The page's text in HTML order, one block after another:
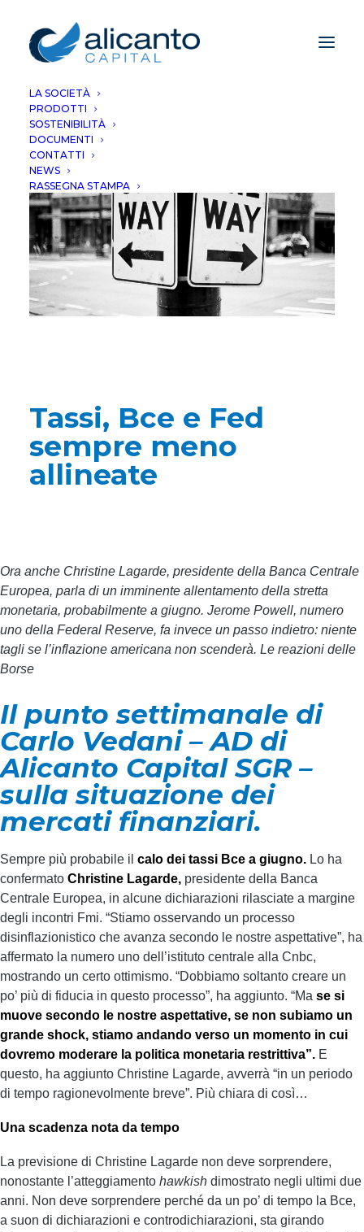
LA SOCIETÀ
PRODOTTI
SOSTENIBILITÀ
DOCUMENTI
CONTATTI
NEWS
RASSEGNA STAMPA
Tassi, Bce e Fed
sempre meno
allineate
Ora anche Christine Lagarde, presidente della Banca Centrale
Europea, parla di un imminente allentamento della stretta
monetaria, probabilmente a giugno. Jerome Powell, numero
uno della Federal Reserve, fa invece un passo indietro: niente
tagli se l’inflazione americana non scenderà. Le reazioni delle
Borse
Il punto settimanale di
Carlo Vedani – AD di
Alicanto Capital SGR –
sulla situazione dei
mercati finanziari.
Sempre più probabile il calo dei tassi Bce a giugno. Lo ha
confermato Christine Lagarde, presidente della Banca
Centrale Europea, in alcune dichiarazioni rilasciate a margine
degli incontri Fmi. “Stiamo osservando un processo
disinflazionistico che avanza secondo le nostre aspettative”, ha
affermato la numero uno dell’istituto centrale alla Cnbc,
mostrando un certo ottimismo. “Dobbiamo soltanto creare un
po’ più di fiducia in questo processo”, ha aggiunto. “Ma se si
muove secondo le nostre aspettative, se non subiamo un
grande shock, stiamo andando verso un momento in cui
dovremo moderare la politica monetaria restrittiva”. E
questo, ha aggiunto Christine Lagarde, avverrà “in un periodo
di tempo ragionevolmente breve”. Più chiara di così…
Una scadenza nota da tempo
La previsione di Christine Lagarde non deve sorprendere,
nonostante l’atteggiamento hawkish dimostrato negli ultimi due
anni. Non deve sorprendere perché da un po’ di tempo la Bce,
a suon di dichiarazioni e controdichiarazioni, sta girando